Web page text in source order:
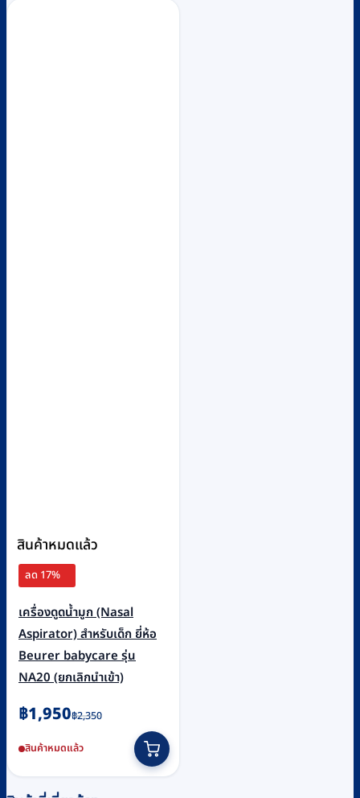
สินค้าหมดแล้ว
ลด 17%
เครื่องดูดน้ำมูก (Nasal
Aspirator) สำหรับเด็ก ยี่ห้อ
Beurer babycare รุ่น
NA20 (ยกเลิกนำเข้า)
฿2,350
Original
was:
฿2,350.
฿1,950
Current
is:
฿1,950.
สินค้าหมดแล้ว